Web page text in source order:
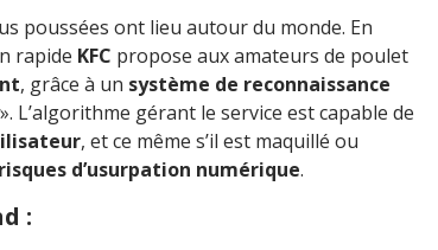
poussées ont lieu autour du monde. En
rapide KFC propose aux amateurs de poulet
, grâce à un système de reconnaissance
». L’algorithme gérant le service est capable de
, et ce même s’il est maquillé ou
d’usurpation numérique.
: